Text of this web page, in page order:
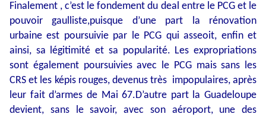
Finalement , c’est le fondement du deal entre le PCG et le
pouvoir gaulliste,puisque d’une part la rénovation
urbaine est poursuivie par le PCG qui asseoit, enfin et
ainsi, sa légitimité et sa popularité. Les expropriations
sont également poursuivies avec le PCG mais sans les
CRS et les képis rouges, devenus très impopulaires, après
leur fait d’armes de Mai 67.D’autre part la Guadeloupe
devient, sans le savoir, avec son aéroport, une des